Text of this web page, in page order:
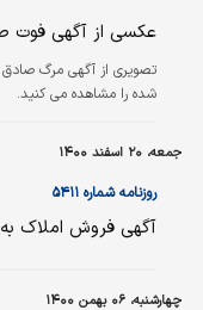
عکسی از آگهی فوت
شده را مشاهده می کنید.
جمعه، ۲۰ اسفند ۱۴۰۰
روزنامه شماره ۵۴۱۱
آگهی فروش املاک
چهارشنبه، ۰۶ بهمن ۱۴۰۰